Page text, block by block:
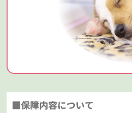
■保障内容について